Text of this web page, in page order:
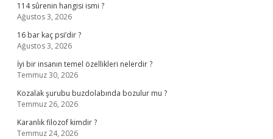
114 sûrenin hangisi ismi ?
Ağustos 3, 2026
16 bar kaç psi’dir ?
Ağustos 3, 2026
İyi bir insanın temel özellikleri nelerdir ?
Temmuz 30, 2026
Kozalak şurubu buzdolabında bozulur mu ?
Temmuz 26, 2026
Karanlık filozof kimdir ?
Temmuz 24, 2026